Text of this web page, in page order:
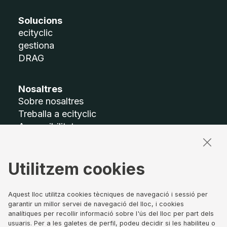
Solucions
ecityclic
gestiona
DRAG
Nosaltres
Sobre nosaltres
Treballa a ecityclic
Accessibilitat
Termes legals
Política de privacitat
Política de Cookies
Canal de denúncies
Utilitzem cookies
Aquest lloc utilitza cookies tècniques de navegació i sessió per
garantir un millor servei de navegació del lloc, i cookies
analítiques per recollir informació sobre l'ús del lloc per part dels
usuaris. Per a les galetes de perfil, podeu decidir si les habiliteu o